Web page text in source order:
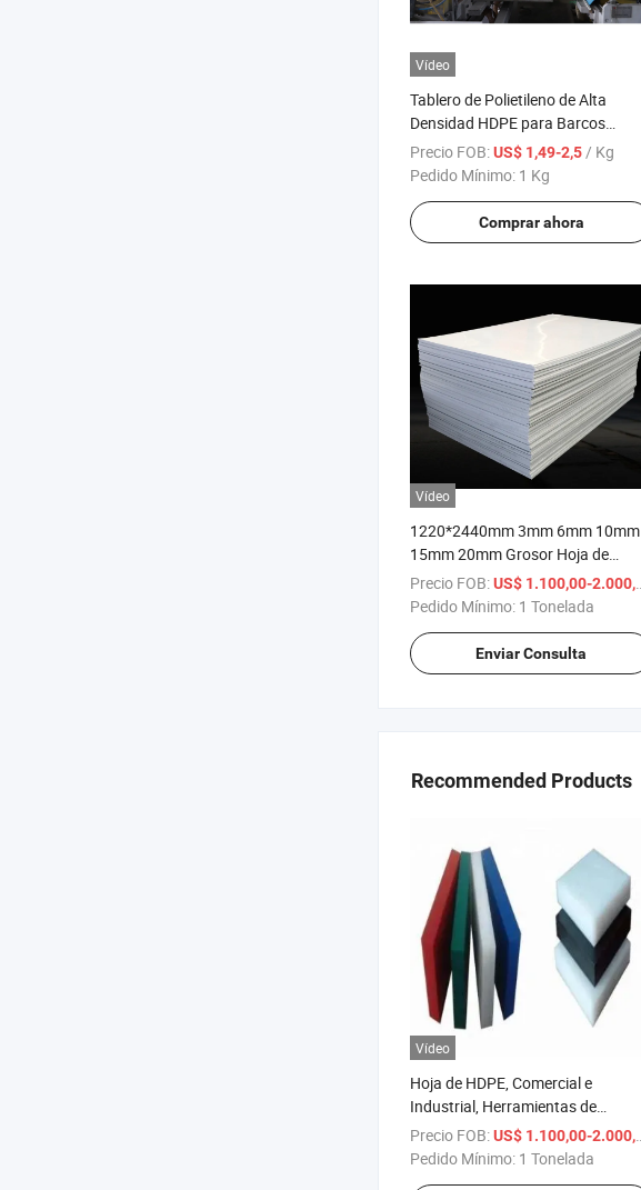
Vídeo
Tablero de Polietileno de Alta
Densidad HDPE para Barcos
Tablero Marino HDPE
Precio FOB:US$ 1,49-2,5/ Kg
Pedido Mínimo: 1 Kg
Comprar ahora
Vídeo
1220*2440mm 3mm 6mm 10mm
15mm 20mm Grosor Hoja de
Polipropileno Sólido
Precio FOB:US$ 1.100,00-2.000,00
Pedido Mínimo: 1 Tonelada
Enviar Consulta
Recommended Products
Vídeo
Hoja de HDPE, Comercial e
Industrial, Herramientas de
Construcción
Precio FOB:US$ 1.100,00-2.000,00
Pedido Mínimo: 1 Tonelada